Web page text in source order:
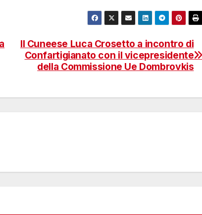
Il Cuneese Luca Crosetto a incontro di
Confartigianato con il vicepresidente
della Commissione Ue Dombrovkis